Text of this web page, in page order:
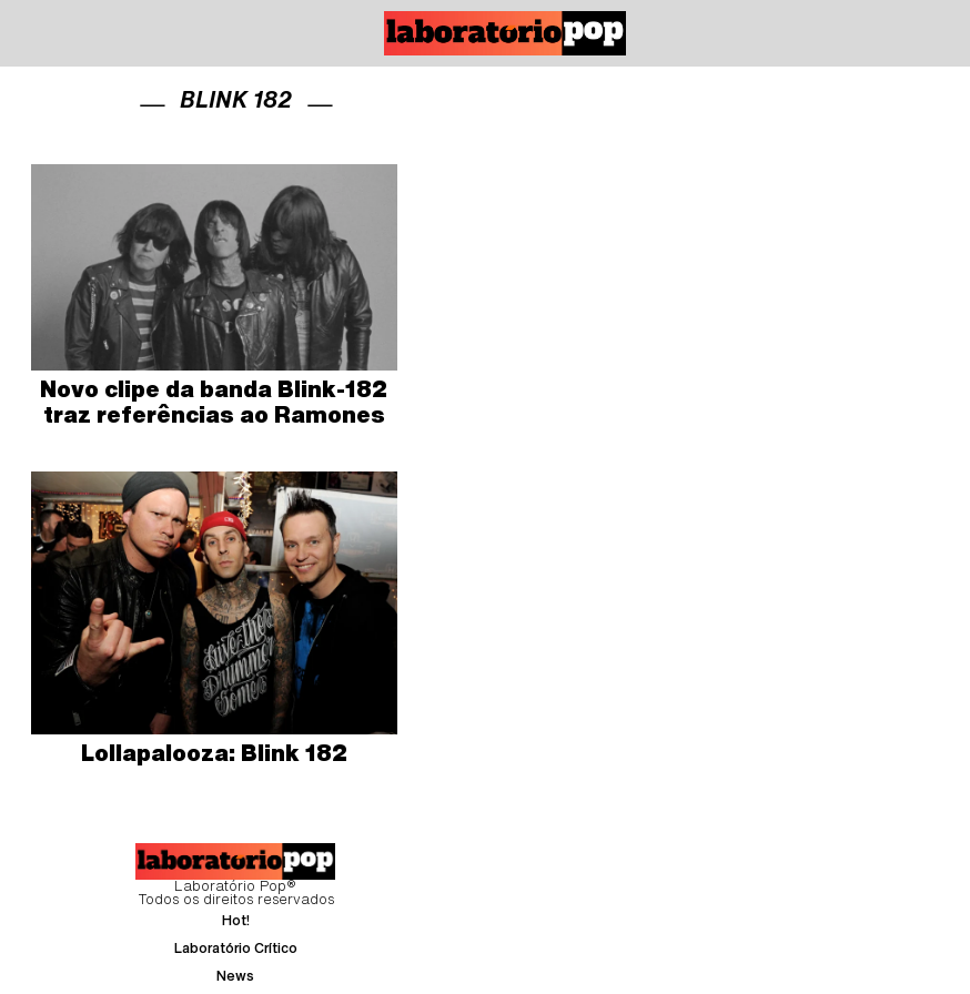
BLINK 182
Novo clipe da banda Blink-182
traz referências ao Ramones
Lollapalooza: Blink 182
Laboratório Pop®
Todos os direitos reservados
Hot!
Laboratório Crítico
News